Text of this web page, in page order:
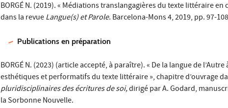
BORGÉ N. (2019). « Médiations translangagières du texte littéraire
dans la revueLangue(s) et Parole. Barcelona-Mons 4, 2019, pp. 97-
Publications en préparation
BORGÉ N. (2023) (article accepté, à paraître). « De la langue de
esthétiques et performatifs du texte littéraire », chapitre d’ouvrage
pluridisciplinaires des écritures de soi,dirigé par A. Godard,
la Sorbonne Nouvelle.